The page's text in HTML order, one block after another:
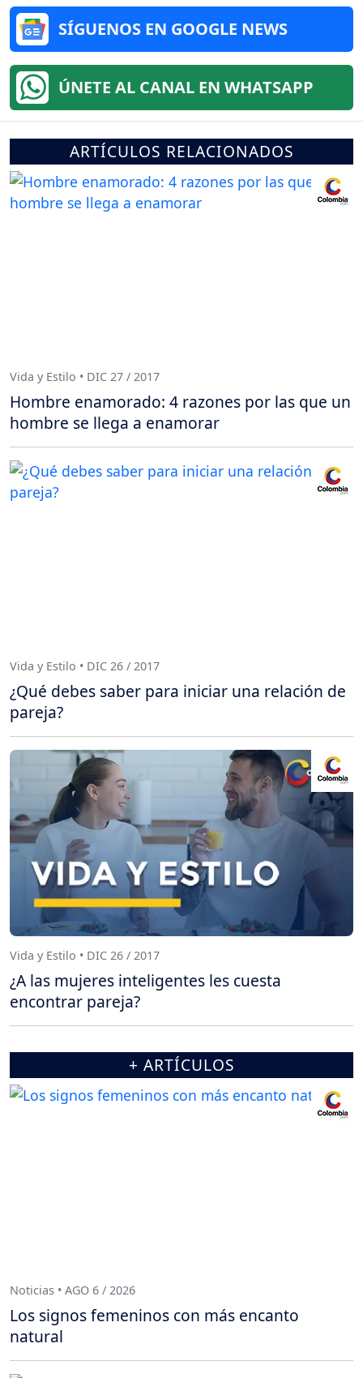
SÍGUENOS EN GOOGLE NEWS
ÚNETE AL CANAL EN WHATSAPP
ARTÍCULOS RELACIONADOS
Vida y Estilo • DIC 27 / 2017
Hombre enamorado: 4 razones por las que un
hombre se llega a enamorar
Vida y Estilo • DIC 26 / 2017
¿Qué debes saber para iniciar una relación de
pareja?
Vida y Estilo • DIC 26 / 2017
¿A las mujeres inteligentes les cuesta
encontrar pareja?
+ ARTÍCULOS
Noticias • AGO 6 / 2026
Los signos femeninos con más encanto
natural